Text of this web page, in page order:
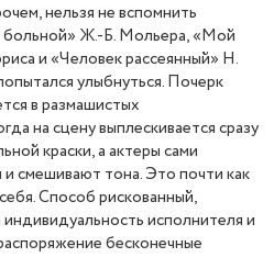
нельзя не вспомнить
больной» Ж.-Б. Мольера, «Мой
и «Человек рассеянный» Н.
улыбнуться. Почерк
в размашистых
на сцену выплескивается сразу
краски, а актеры сами
смешивают тона. Это почти как
Способ рискованный,
исполнителя и
бесконечные